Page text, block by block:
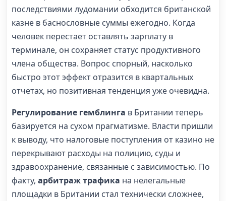
последствиями лудомании обходится британской
казне в баснословные суммы ежегодно. Когда
человек перестает оставлять зарплату в
терминале, он сохраняет статус продуктивного
члена общества. Вопрос спорный, насколько
быстро этот эффект отразится в квартальных
отчетах, но позитивная тенденция уже очевидна.
Регулирование гемблинга в Британии теперь
базируется на сухом прагматизме. Власти пришли
к выводу, что налоговые поступления от казино не
перекрывают расходы на полицию, суды и
здравоохранение, связанные с зависимостью. По
факту, арбитраж трафика на нелегальные
площадки в Британии стал технически сложнее,